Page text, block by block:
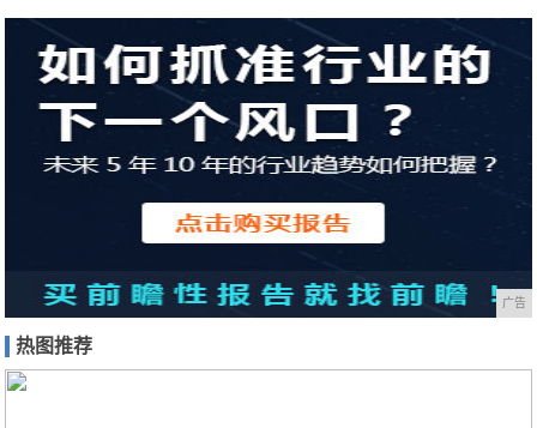
广告
热图推荐